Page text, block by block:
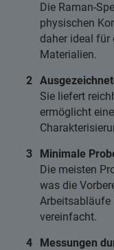
Die Raman-
physischen
daher ideal für
Materialien.
Sie liefert
ermöglicht
Minimale
Die meisten
was die
Arbeitsabläufe
vereinfacht.
Messungen